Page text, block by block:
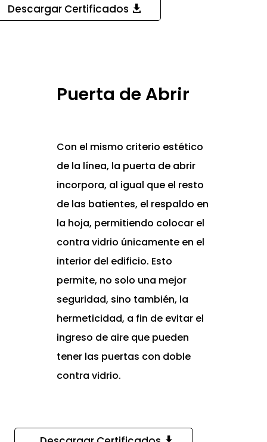
Descargar Certificados
Puerta de Abrir
Con el mismo criterio estético
de la línea, la puerta de abrir
incorpora, al igual que el resto
de las batientes, el respaldo en
la hoja, permitiendo colocar el
contra vidrio únicamente en el
interior del edificio. Esto
permite, no solo una mejor
seguridad, sino también, la
hermeticidad, a fin de evitar el
ingreso de aire que pueden
tener las puertas con doble
contra vidrio.